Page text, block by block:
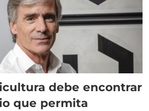
debe encontrar
que permita